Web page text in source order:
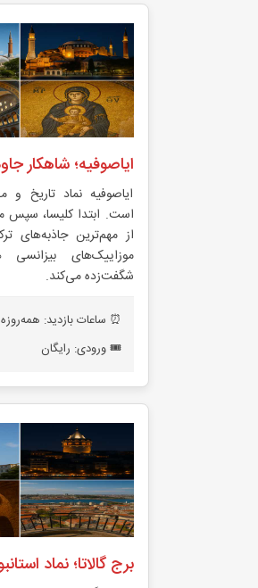
ایاصوفیه؛ شاهکار
ایاصوفیه نماد تاریخ
است. ابتدا کلیسا، سپس
از مهم‌ترین جاذبه‌های
موزاییک‌های
شگفت‌زده می‌کند.
⏰ ساعات بازدید:
🎟️ ورودی: رایگان
برج گالاتا؛ نماد